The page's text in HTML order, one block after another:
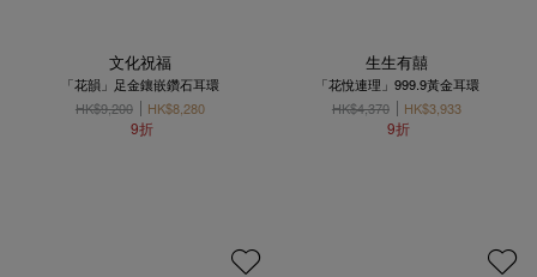
文化祝福
「花韻」足金鑲嵌鑽石耳環
HK$9,200
HK$8,280
9折
生生有囍
「花悅連理」999.9黃金耳環
HK$4,370
HK$3,933
9折